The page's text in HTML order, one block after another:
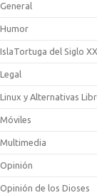
General
Humor
IslaTortuga del Siglo
Legal
Linux y Alternativas
Móviles
Multimedia
Opinión
Opinión de los Dioses